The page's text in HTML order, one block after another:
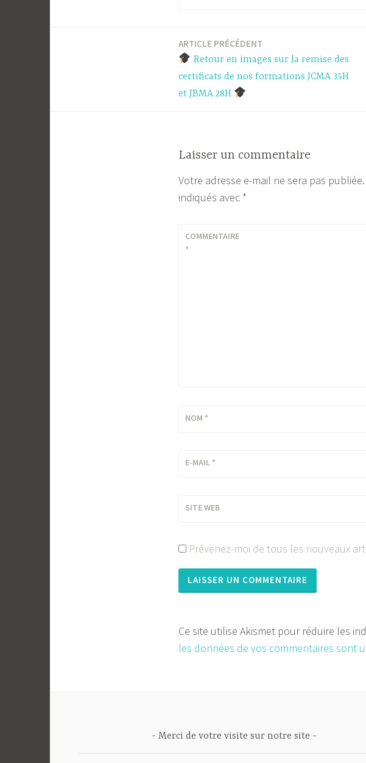
ARTICLE PRÉCÉDENT
Retour en images sur la remise des
certificats de nos formations JCMA 35H
et JBMA 28H
Laisser un commentaire
Votre adresse e-mail ne sera pas publiée.
indiqués avec *
COMMENTAIRE
*
NOM *
E-MAIL *
SITE WEB
Prévenez-moi de tous les nouveaux
Ce site utilise Akismet pour réduire les
les données de vos commentaires sont
Merci de votre visite sur notre site